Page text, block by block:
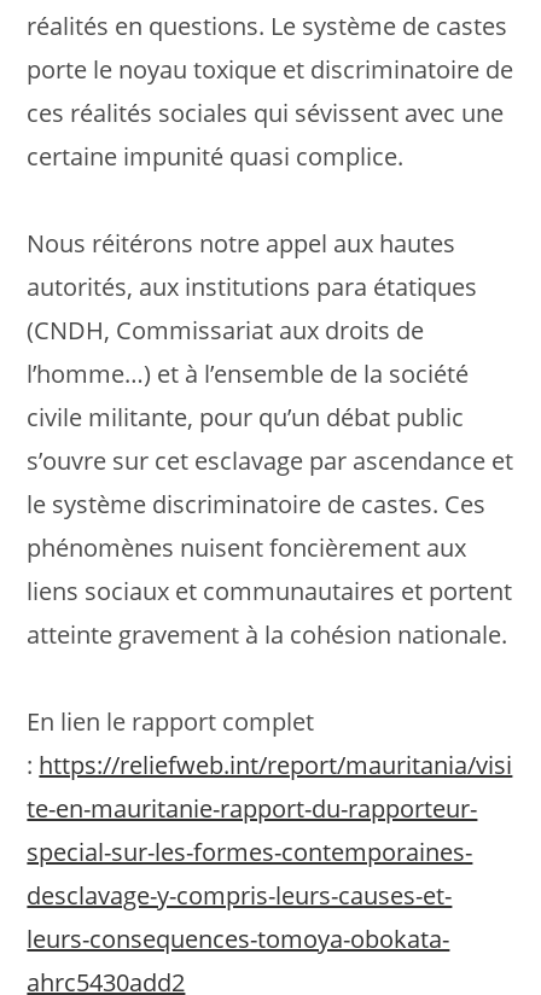
réalités en questions. Le système de castes
porte le noyau toxique et discriminatoire de
ces réalités sociales qui sévissent avec une
certaine impunité quasi complice.
Nous réitérons notre appel aux hautes
autorités, aux institutions para étatiques
(CNDH, Commissariat aux droits de
l’homme…) et à l’ensemble de la société
civile militante, pour qu’un débat public
s’ouvre sur cet esclavage par ascendance et
le système discriminatoire de castes. Ces
phénomènes nuisent foncièrement aux
liens sociaux et communautaires et portent
atteinte gravement à la cohésion nationale.
En lien le rapport complet
: https://reliefweb.int/report/mauritania/visi
te-en-mauritanie-rapport-du-rapporteur-
special-sur-les-formes-contemporaines-
desclavage-y-compris-leurs-causes-et-
leurs-consequences-tomoya-obokata-
ahrc5430add2